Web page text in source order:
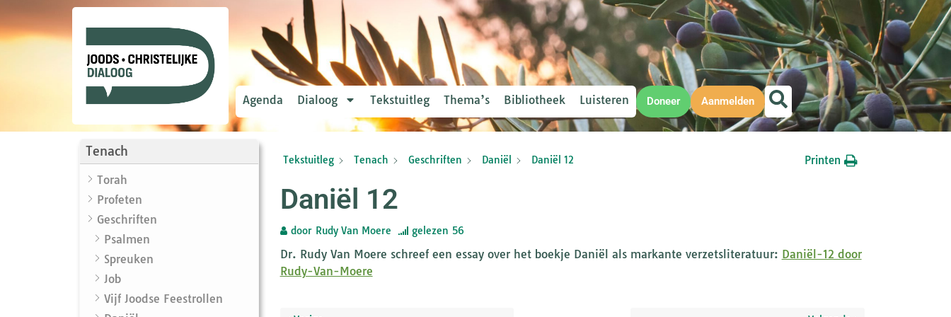
Agenda Dialoog Tekstuitleg Thema’s Bibliotheek Luisteren Doneer Aanmelden
Tenach
Torah
Profeten
Geschriften
Psalmen
Spreuken
Job
Vijf Joodse Feestrollen
Tekstuitleg Tenach Geschriften Daniël Daniël 12 Printen
Daniël 12
door Rudy Van Moere gelezen 56
Dr. Rudy Van Moere schreef een essay over het boekje Daniël als markante verzetsliteratuur: Daniël-12 door
Rudy-Van-Moere